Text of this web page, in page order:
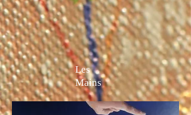
Les
Mains